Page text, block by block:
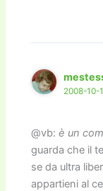
2008-10-
@vb:è un
guarda che il
se da ultra
appartieni al